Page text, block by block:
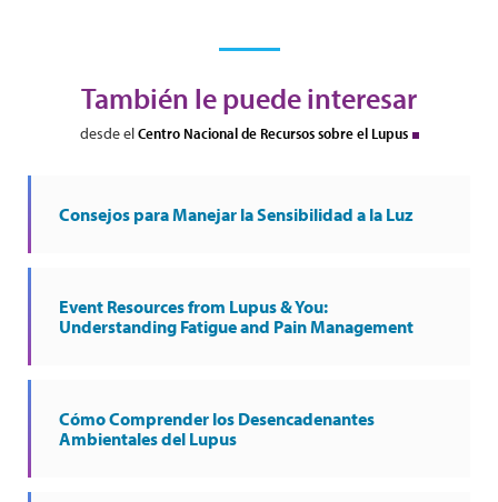
También le puede interesar
desde elCentro Nacional de Recursos sobre el Lupus
Consejos para Manejar la Sensibilidad a la Luz
Event Resources from Lupus & You:
Understanding Fatigue and Pain Management
Cómo Comprender los Desencadenantes
Ambientales del Lupus